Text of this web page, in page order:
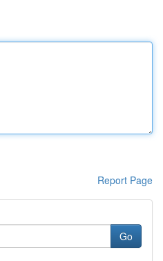
Report Page
Go